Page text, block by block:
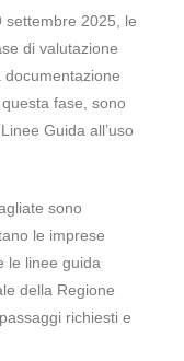
settembre 2025, le
di valutazione
documentazione
fase, sono
Guida all’uso
sono
le imprese
le linee guida
della Regione
richiesti e